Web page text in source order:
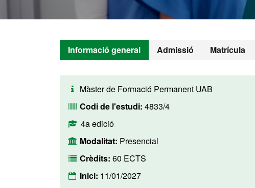
Informació general Admissió Matrícula
Màster de Formació Permanent UAB
Codi de l'estudi: 4833/4
4a edició
Modalitat: Presencial
Crèdits: 60 ECTS
Inici: 11/01/2027